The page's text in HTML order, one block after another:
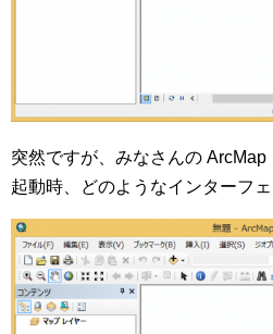
突然ですが、みなさんの ArcMap
起動時、どのようなインターフ